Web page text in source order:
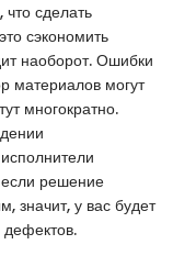
что сделать
сэкономить
наоборот. Ошибки
материалов могут
многократно.
если решение
значит, у вас будет
дефектов.